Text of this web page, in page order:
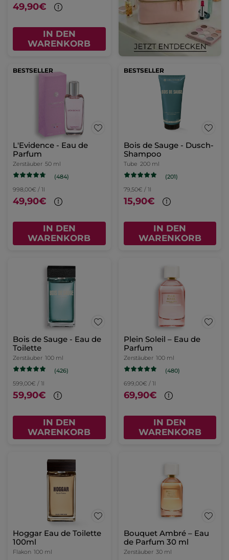
49,90€
IN DEN
WARENKORB
BESTSELLER
L'Evidence - Eau de
Parfum
Zerstäuber 50 ml
(484)
998,00€ / 1l
49,90€
IN DEN
WARENKORB
BESTSELLER
Bois de Sauge - Dusch-
Shampoo
Tube 200 ml
(201)
79,50€ / 1l
15,90€
IN DEN
WARENKORB
Bois de Sauge - Eau de
Toilette
Zerstäuber 100 ml
(426)
599,00€ / 1l
59,90€
IN DEN
WARENKORB
Plein Soleil – Eau de
Parfum
Zerstäuber 100 ml
(480)
699,00€ / 1l
69,90€
IN DEN
WARENKORB
Hoggar Eau de Toilette
100ml
Flakon 100 ml
Bouquet Ambré – Eau
de Parfum 30 ml
Zerstäuber 30 ml